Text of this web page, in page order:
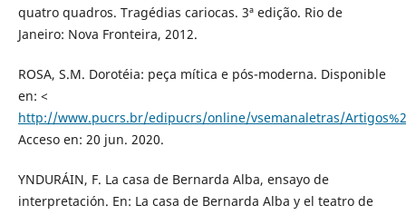
quatro quadros. Tragédias cariocas. 3ª edição. Rio de
Janeiro: Nova Fronteira, 2012.
ROSA, S.M. Dorotéia: peça mítica e pós-moderna. Disponible
en: <
http://www.pucrs.br/edipucrs/online/vsemanaletras/
Acceso en: 20 jun. 2020.
YNDURÁIN, F. La casa de Bernarda Alba, ensayo de
interpretación. En: La casa de Bernarda Alba y el teatro de